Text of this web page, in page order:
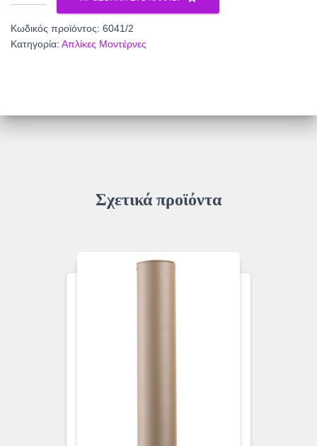
Γυαλί
Κωδικός προϊόντος: 6041/2
Κατηγορία: Απλίκες Μοντέρνες
Σχετικά προϊόντα